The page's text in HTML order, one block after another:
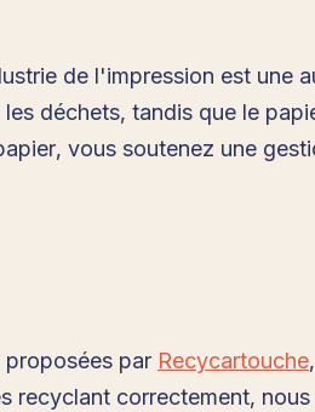
de l'impression est une
déchets, tandis que le
vous soutenez une
par Recycartouche
recyclant correctement,